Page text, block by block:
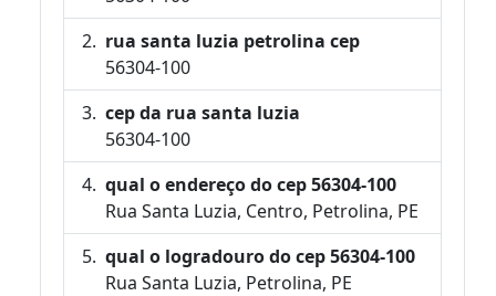
rua santa luzia petrolina cep
56304-100
cep da rua santa luzia
56304-100
qual o endereço do cep 56304-100
Rua Santa Luzia, Centro, Petrolina, PE
qual o logradouro do cep 56304-100
Rua Santa Luzia, Petrolina, PE